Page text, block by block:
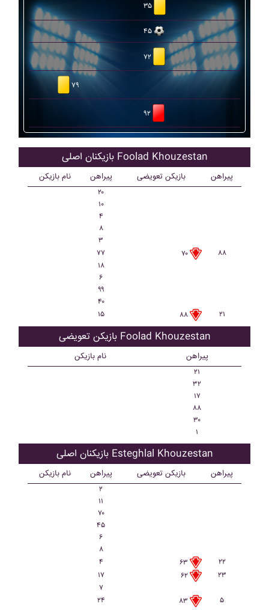
۳۵
۴۵
۷۲
۷۹
۹۲
بازیکنان اصلی Foolad Khouzestan
نام بازیکن پیراهن بازیکن تعویضی پیراهن
۲۰
۱۰
۴
۸
۳
۷۷
۷۰
۸۸
۱۸
۶
۹۹
۴۰
۱۵
۸۸ ۲۱
بازیکن تعویضی Foolad Khouzestan
نام بازیکن پیراهن
۲۱
۳۲
۱۷
۸۸
۳۰
۱
بازیکنان اصلی Esteghlal Khouzestan
نام بازیکن پیراهن بازیکن تعویضی پیراهن
۲
۱۱
۷۰
۴۵
۶
۸
۴
۶۳
۲۲
۱۷
۶۲
۲۳
۷
۲۴
۸۳
۵